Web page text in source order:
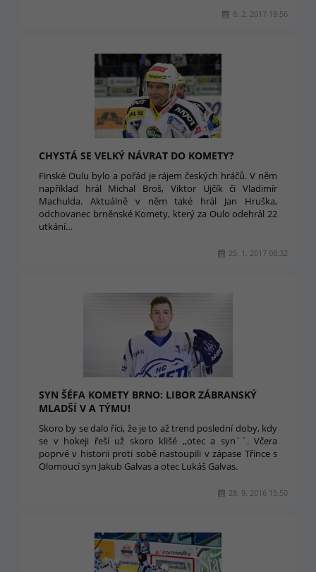
8. 2. 2017 19:56
CHYSTÁ SE VELKÝ NÁVRAT DO KOMETY?
Finské Oulu bylo a pořád je rájem českých hráčů. V něm
například hrál Michal Broš, Viktor Ujčík či Vladimír
Machulda. Aktuálně v něm také hrál Jan Hruška,
odchovanec brněnské Komety, který za Oulo odehrál 22
utkání…
25. 1. 2017 08:32
SYN ŠÉFA KOMETY BRNO: LIBOR ZÁBRANSKÝ
MLADŠÍ V A TÝMU!
Skoro by se dalo říci, že je to až trend poslední doby, kdy
se v hokeji řeší už skoro klišé ,,otec a syn´´. Včera
poprvé v historii proti sobě nastoupili v zápase Třince s
Olomoucí syn Jakub Galvas a otec Lukáš Galvas.
28. 9. 2016 15:50